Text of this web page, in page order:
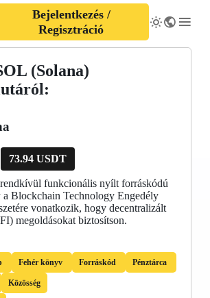
Bejelentkezés /
Regisztráció
(Solana)
73.94 USDT
funkcionális nyílt forráskódú
a Blockchain Technology Engedély
vonatkozik, hogy decentralizált
megoldásokat biztosítson.
Fehér könyv Forráskód Pénztárca
Közösség